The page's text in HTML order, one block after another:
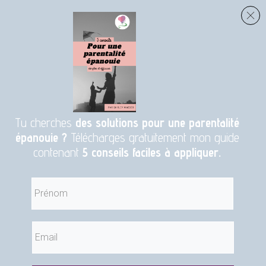
Tu cherches des solutions pour une parentalité
épanouie ? Télécharges gratuitement mon guide
contenant 5 conseils faciles à appliquer.